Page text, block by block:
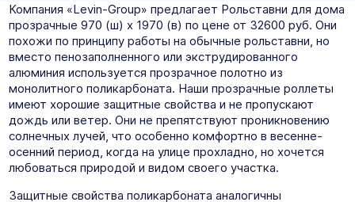
Компания «Levin-Group» предлагает Рольставни для дома
прозрачные 970 (ш) х 1970 (в) по цене от 32600 руб. Они
похожи по принципу работы на обычные рольставни, но
вместо пенозаполненного или экструдированного
алюминия используется прозрачное полотно из
монолитного поликарбоната. Наши прозрачные роллеты
имеют хорошие защитные свойства и не пропускают
дождь или ветер. Они не препятствуют проникновению
солнечных лучей, что особенно комфортно в весенне-
осенний период, когда на улице прохладно, но хочется
любоваться природой и видом своего участка.
Защитные свойства поликарбоната аналогичны